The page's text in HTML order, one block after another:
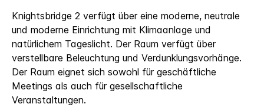
Knightsbridge 2 verfügt über eine moderne, neutrale
und moderne Einrichtung mit Klimaanlage und
natürlichem Tageslicht. Der Raum verfügt über
verstellbare Beleuchtung und Verdunklungsvorhänge.
Der Raum eignet sich sowohl für geschäftliche
Meetings als auch für gesellschaftliche
Veranstaltungen.